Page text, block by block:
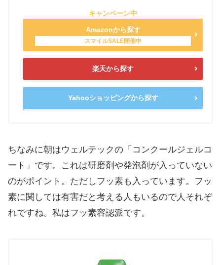
Amazonから探す
楽天から探す
Yahooショッピングから探す
ちなみに朝はウェルテックの「コンクールジェルコ
ート」です。これは研磨剤や発泡剤が入っていない
のがポイント。ただしフッ素も入っています。フッ
素に関しては有害だと考える人もいるので人それぞ
れですね。私はフッ素容認派です。